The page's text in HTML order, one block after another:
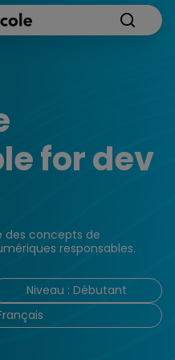
for dev
des concepts de
responsables.
Niveau : Débutant